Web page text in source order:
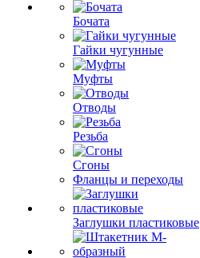
Бочата
Гайки чугунные
Муфты
Отводы
Резьба
Сгоны
Фланцы и переходы
Заглушки пластиковые